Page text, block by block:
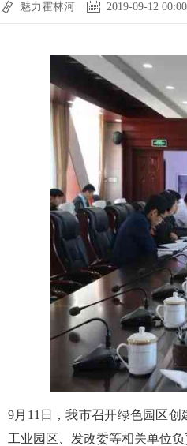
魅力霍林河 2019-09-12
9月11日，我市召开绿色园区
工业园区、发改委等相关单位负